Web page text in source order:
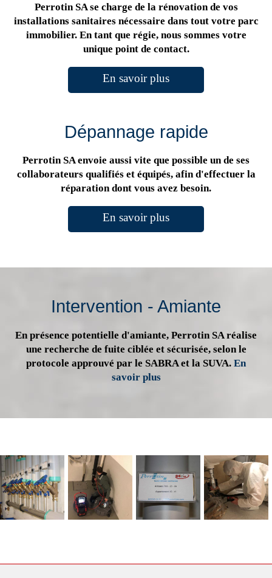
Perrotin SA se charge de la rénovation de vos
installations sanitaires nécessaire dans tout votre parc
immobilier. En tant que régie, nous sommes votre
unique point de contact.
En savoir plus
Dépannage rapide
Perrotin SA envoie aussi vite que possible un de ses
collaborateurs qualifiés et équipés, afin d'effectuer la
réparation dont vous avez besoin.
En savoir plus
Intervention - Amiante
En présence potentielle d'amiante, Perrotin SA réalise
une recherche de fuite ciblée et sécurisée, selon le
protocole approuvé par le SABRA et la SUVA. En
savoir plus